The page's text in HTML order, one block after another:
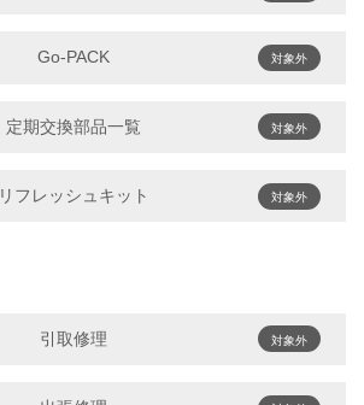
Go-PACK 対象外
定期交換部品一覧 対象外
リフレッシュキット 対象外
引取修理 対象外